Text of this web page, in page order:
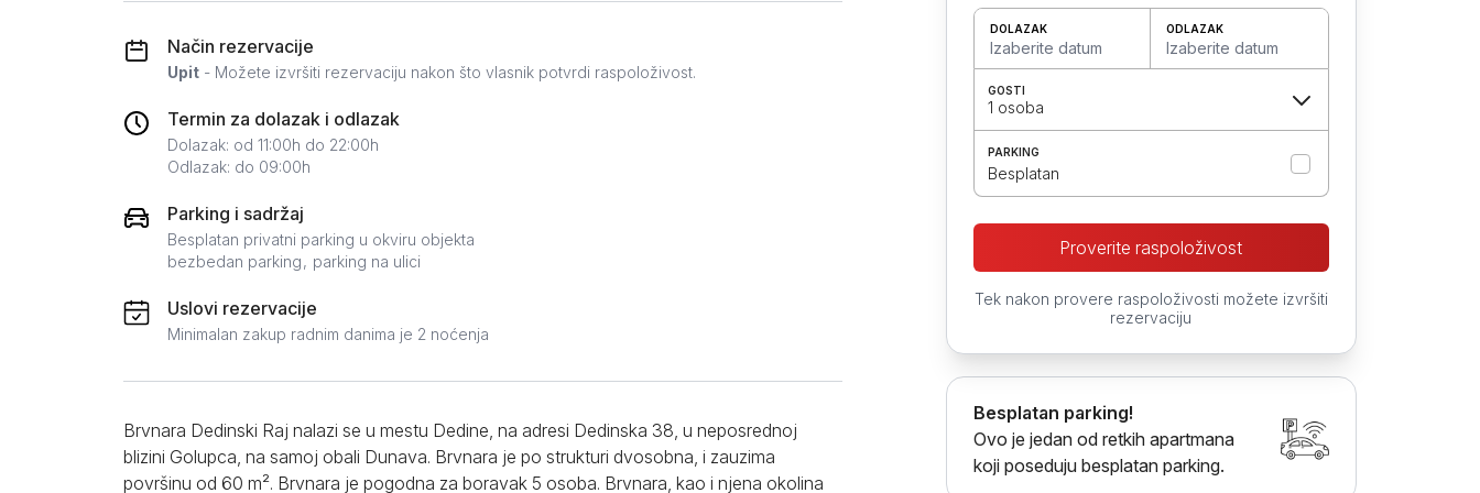
Način rezervacije
Upit - Možete izvršiti rezervaciju nakon što vlasnik potvrdi raspoloživost.
Termin za dolazak i odlazak
Dolazak: od 11:00h do 22:00h
Odlazak: do 09:00h
Parking i sadržaj
Besplatan privatni parking u okviru objekta
bezbedan parking parking na ulici
Uslovi rezervacije
Minimalan zakup radnim danima je 2 noćenja
Brvnara Dedinski Raj nalazi se u mestu Dedine, na adresi Dedinska 38, u neposrednoj
blizini Golupca, na samoj obali Dunava. Brvnara je po strukturi dvosobna, i zauzima
površinu od 60 m². Brvnara je pogodna za boravak 5 osoba. Brvnara, kao i njena okolina
DOLAZAK
Izaberite datum
ODLAZAK
Izaberite datum
GOSTI
1 osoba
PARKING
Besplatan
Proverite raspoloživost
Tek nakon provere raspoloživosti možete izvršiti
rezervaciju
Besplatan parking!
Ovo je jedan od retkih apartmana
koji poseduju besplatan parking.